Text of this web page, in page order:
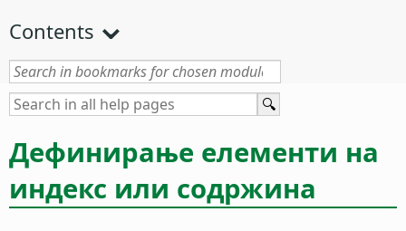
Contents
Дефинирање елементи на
индекс или содржина